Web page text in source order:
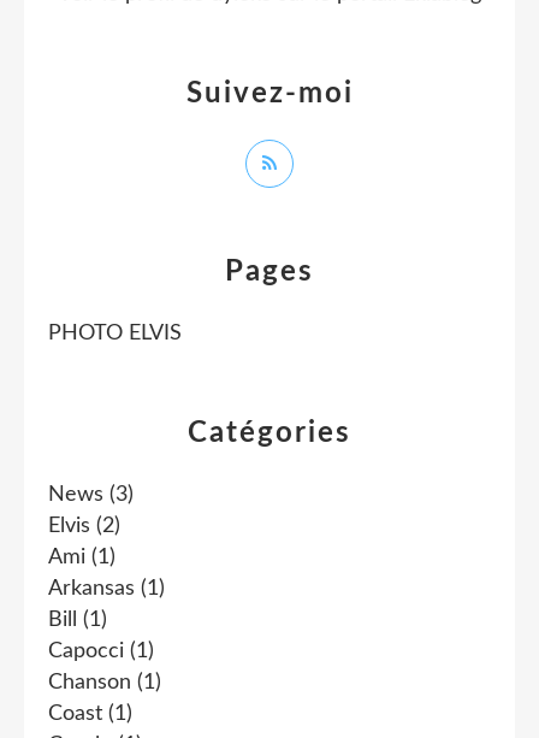
Catégories
News (3)
Elvis (2)
Ami (1)
Arkansas (1)
Bill
(1)
Capocci (1)
Chanson (1)
Coast (1)
Pages
PHOTO ELVIS
Suivez-moi